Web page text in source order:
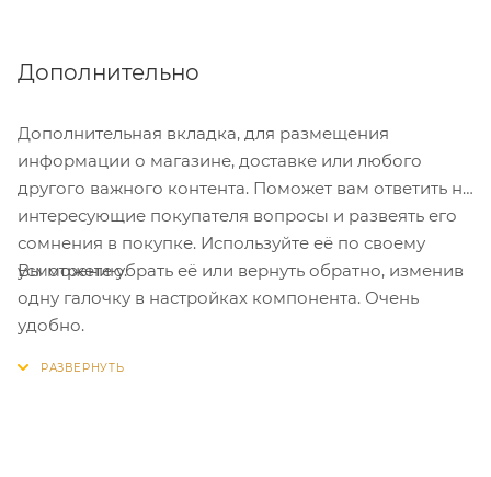
Дополнительно
Дополнительная вкладка, для размещения
информации о магазине, доставке или любого
другого важного контента. Поможет вам ответить на
интересующие покупателя вопросы и развеять его
сомнения в покупке. Используйте её по своему
усмотрению.
Вы можете убрать её или вернуть обратно, изменив
одну галочку в настройках компонента. Очень
удобно.